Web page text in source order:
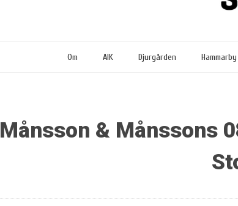
Om AIK Djurgården Hammarby
Månsson & Månssons